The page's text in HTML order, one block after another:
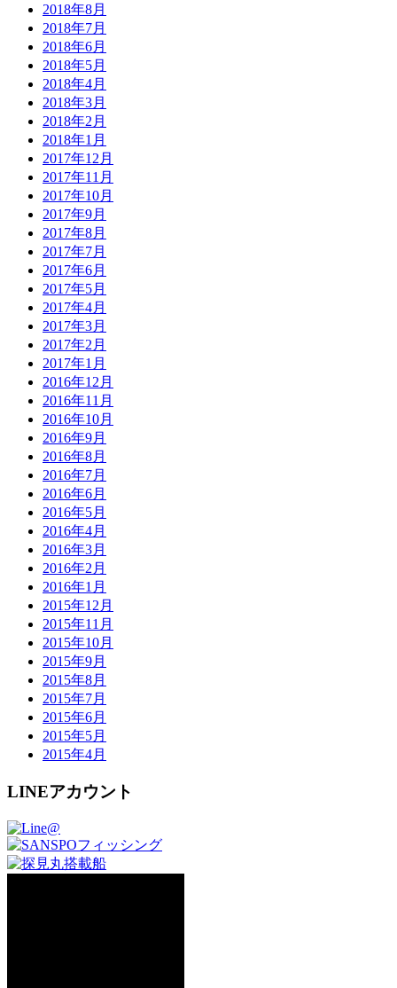
2018年8月
2018年7月
2018年6月
2018年5月
2018年4月
2018年3月
2018年2月
2018年1月
2017年12月
2017年11月
2017年10月
2017年9月
2017年8月
2017年7月
2017年6月
2017年5月
2017年4月
2017年3月
2017年2月
2017年1月
2016年12月
2016年11月
2016年10月
2016年9月
2016年8月
2016年7月
2016年6月
2016年5月
2016年4月
2016年3月
2016年2月
2016年1月
2015年12月
2015年11月
2015年10月
2015年9月
2015年8月
2015年7月
2015年6月
2015年5月
2015年4月
LINEアカウント